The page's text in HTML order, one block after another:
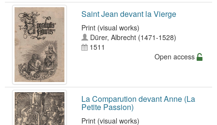
Saint Jean devant la Vierge
Print (visual works)
Dürer, Albrecht (1471-1528)
1511
Open access
La Comparution devant Anne (La
Petite Passion)
Print (visual works)